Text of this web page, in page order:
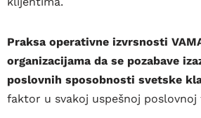
Praksa operativne izvrsnosti
organizacijama da se pozabave
poslovnih sposobnosti svetske
faktor u svakoj uspešnoj